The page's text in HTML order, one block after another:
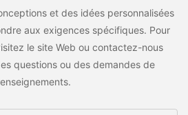
et des idées personnalisées
aux exigences spécifiques. Pour
le site Web ou contactez-nous
questions ou des demandes de